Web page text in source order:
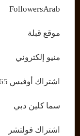
FollowersArab
موقع قبلة
منيو إلكتروني
اشتراك أوفيس 365
سما كلين دبي
اشتراك فولتشر